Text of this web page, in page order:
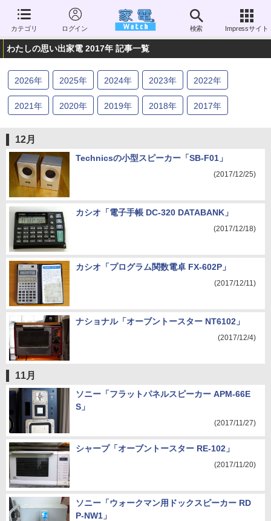
カテゴリ ログイン 検索 Impressサイト
わたしの思い出家電 2017年 記事一覧
2026年 2025年 2024年 2023年 2022年
2021年 2020年 2019年 2018年 2017年
12月
Technicsの小型スピーカー「SB-F01」
(2017/12/25)
カシオ「電子手帳 DC-320 DATABANK」
(2017/12/18)
カシオ「プログラム関数電卓 FX-602P」
(2017/12/11)
ナショナル「オーブントースター NT6102」
(2017/12/4)
11月
ソニー「フラットパネルスピーカー APM-66E
S」
(2017/11/27)
シャープ「オーブントースター RE-102」
(2017/11/20)
ソニー「ウォークマン用ドックスピーカー RD
P-NW1」